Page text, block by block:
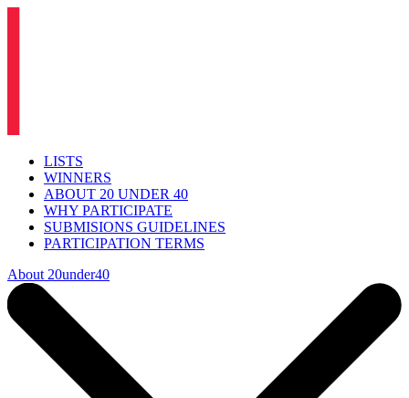
LISTS
WINNERS
ABOUT 20 UNDER 40
WHY PARTICIPATE
SUBMISIONS GUIDELINES
PARTICIPATION TERMS
About 20under40